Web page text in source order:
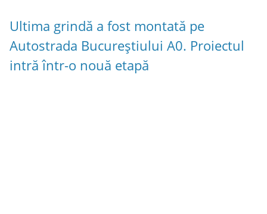
Ultima grindă a fost montată pe
Autostrada Bucureștiului A0. Proiectul
intră într-o nouă etapă